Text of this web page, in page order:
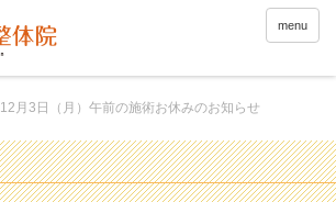
menu
12月3日（月）午前の施術お休みのお知らせ